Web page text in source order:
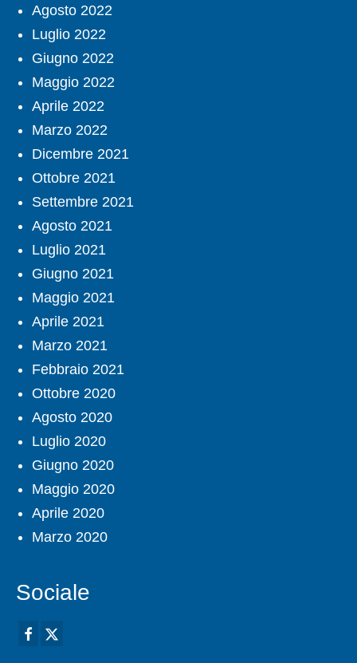
Agosto 2022
Luglio 2022
Giugno 2022
Maggio 2022
Aprile 2022
Marzo 2022
Dicembre 2021
Ottobre 2021
Settembre 2021
Agosto 2021
Luglio 2021
Giugno 2021
Maggio 2021
Aprile 2021
Marzo 2021
Febbraio 2021
Ottobre 2020
Agosto 2020
Luglio 2020
Giugno 2020
Maggio 2020
Aprile 2020
Marzo 2020
Sociale